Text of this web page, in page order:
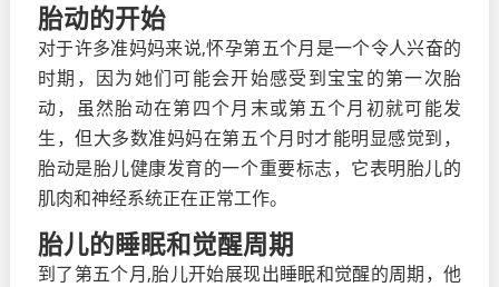
胎动的开始
对于许多准妈妈来说,怀孕第五个月是一个令人兴奋的
时期，因为她们可能会开始感受到宝宝的第一次胎
动，虽然胎动在第四个月末或第五个月初就可能发
生，但大多数准妈妈在第五个月时才能明显感觉到，
胎动是胎儿健康发育的一个重要标志，它表明胎儿的
肌肉和神经系统正在正常工作。
胎儿的睡眠和觉醒周期
到了第五个月,胎儿开始展现出睡眠和觉醒的周期，他